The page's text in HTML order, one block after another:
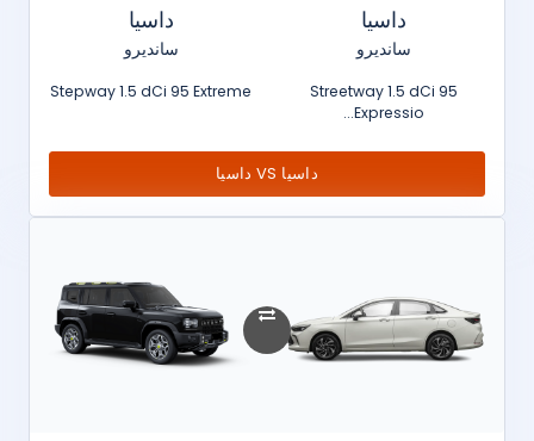
داسيا
سانديرو
Streetway 1.5 dCi 95
Expressio...
داسيا
سانديرو
Stepway 1.5 dCi 95 Extreme
داسيا VS داسيا